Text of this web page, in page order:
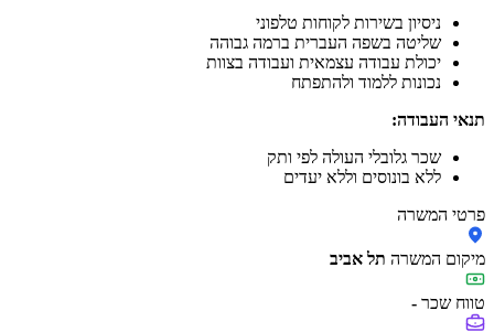
ניסיון בשירות לקוחות טלפוני
שליטה בשפה העברית ברמה גבוהה
יכולת עבודה עצמאית ועבודה בצוות
נכונות ללמוד ולהתפתח
תנאי העבודה:
שכר גלובלי העולה לפי ותק
ללא בונוסים וללא יעדים
פרטי המשרה
מיקום המשרה תל אביב
טווח שכר -